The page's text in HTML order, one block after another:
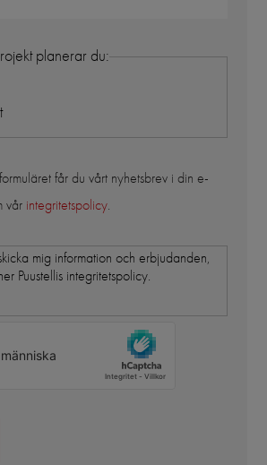
planerar du:
får du vårt nyhetsbrev i din e-
vår integritetspolicy
mig information och erbjudanden,
Puustellis integritetspolicy.